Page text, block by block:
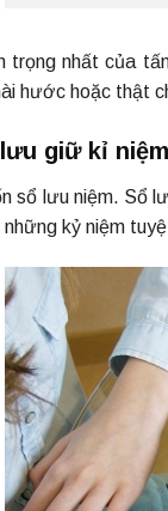
trọng nhất của
hước hoặc thật
giữ kỉ niệm
sổ lưu niệm. Sổ
kỷ niệm